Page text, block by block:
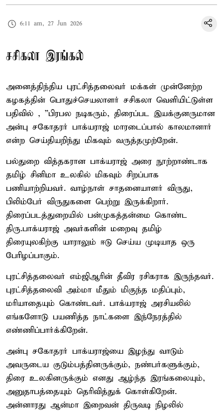
6:11 am, 27 Jun 2026
சசிகலா இரங்கல்
அனைத்திந்திய புரட்சித்தலைவர் மக்கள் முன்னேற்ற
கழகத்தின் பொதுச்செயலாளர் சசிகலா வெளியிட்டுள்ள
பதிவில் , ”பிரபல நடிகரும், திரைப்பட இயக்குனருமான
அன்பு சகோதரர் பாக்யராஜ் மாரடைப்பால் காலமானார்
என்ற செய்தியறிந்து மிகவும் வருத்தமுற்றேன்.
பல்துறை வித்தகரான பாக்யராஜ் அரை நூற்றாண்டாக
தமிழ் சினிமா உலகில் மிகவும் சிறப்பாக
பணியாற்றியவர். வாழ்நாள் சாதனையாளர் விருது,
பிலிம்பேர் விருதுகளை பெற்று இருக்கிறார்.
திரைப்படத்துறையில் பன்முகத்தன்மை கொண்ட
திரு.பாக்யராஜ் அவர்களின் மறைவு தமிழ்
திரையுலகிற்கு யாராலும் ஈடு செய்ய முடியாத ஒரு
பேரிழப்பாகும்.
புரட்சித்தலைவர் எம்ஜிஆரின் தீவிர ரசிகராக இருந்தவர்.
புரட்சித்தலைவி அம்மா மீதும் மிகுந்த மதிப்பும்,
மரியாதையும் கொண்டவர். பாக்யராஜ் அரசியலில்
எங்களோடு பயணித்த நாட்களை இந்நேரத்தில்
எண்ணிப்பார்க்கிறேன்.
அன்பு சகோதரர் பாக்யராஜ்யை இழந்து வாடும்
அவருடைய குடும்பத்தினருக்கும், நண்பர்களுக்கும்,
திரை உலகினருக்கும் எனது ஆழ்ந்த இரங்கலையும்,
அனுதாபத்தையும் தெரிவித்துக் கொள்கிறேன்.
அன்னாரது ஆன்மா இறைவன் திருவடி நிழலில்